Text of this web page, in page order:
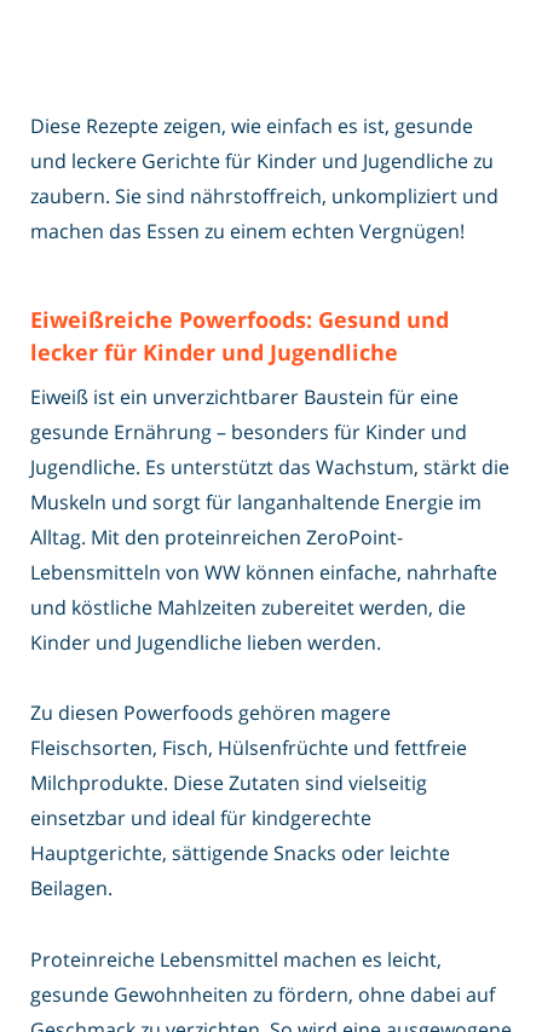
Diese Rezepte zeigen, wie einfach es ist, gesunde
und leckere Gerichte für Kinder und Jugendliche zu
zaubern. Sie sind nährstoffreich, unkompliziert und
machen das Essen zu einem echten Vergnügen!
Eiweißreiche Powerfoods: Gesund und
lecker für Kinder und Jugendliche
Eiweiß ist ein unverzichtbarer Baustein für eine
gesunde Ernährung – besonders für Kinder und
Jugendliche. Es unterstützt das Wachstum, stärkt die
Muskeln und sorgt für langanhaltende Energie im
Alltag. Mit den proteinreichen ZeroPoint-
Lebensmitteln von WW können einfache, nahrhafte
und köstliche Mahlzeiten zubereitet werden, die
Kinder und Jugendliche lieben werden.
Zu diesen Powerfoods gehören magere
Fleischsorten, Fisch, Hülsenfrüchte und fettfreie
Milchprodukte. Diese Zutaten sind vielseitig
einsetzbar und ideal für kindgerechte
Hauptgerichte, sättigende Snacks oder leichte
Beilagen.
Proteinreiche Lebensmittel machen es leicht,
gesunde Gewohnheiten zu fördern, ohne dabei auf